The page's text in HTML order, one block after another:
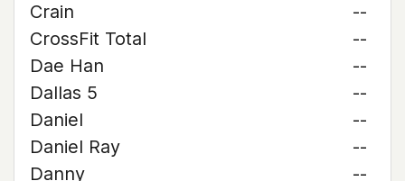
Crain
--
CrossFit Total
--
Dae Han
--
Dallas 5
--
Daniel
--
Daniel Ray
--
Danny
--